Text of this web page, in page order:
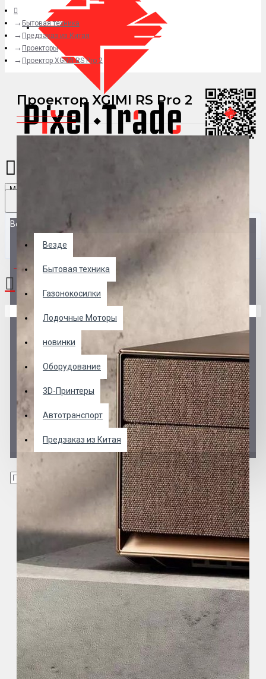
+7 (495) 015-41-41
Menu
Везде
Везде
Бытовая техника
Газонокосилки
Лодочные Моторы
новинки
Оборудование
3D-Принтеры
Автотранспорт
Предзаказ из Китая
0 товар(ов) - 0 р.
Бытовая техника
Предзаказ из Китая
Проекторы
Проектор XGIMI RS Pro 2
Проектор XGIMI RS Pro 2